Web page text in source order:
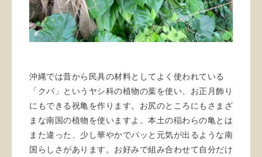
沖縄では昔から民具の材料としてよく使われている
「クバ」というヤシ科の植物の葉を使い、お正月飾り
にもできる祝亀を作ります。お尻のところにもさまざ
まな南国の植物を使いますよ。本土の稲わらの亀とは
また違った、少し華やかでパッと元気が出るような南
国らしさがあります。お好みで組み合わせて自分だけ